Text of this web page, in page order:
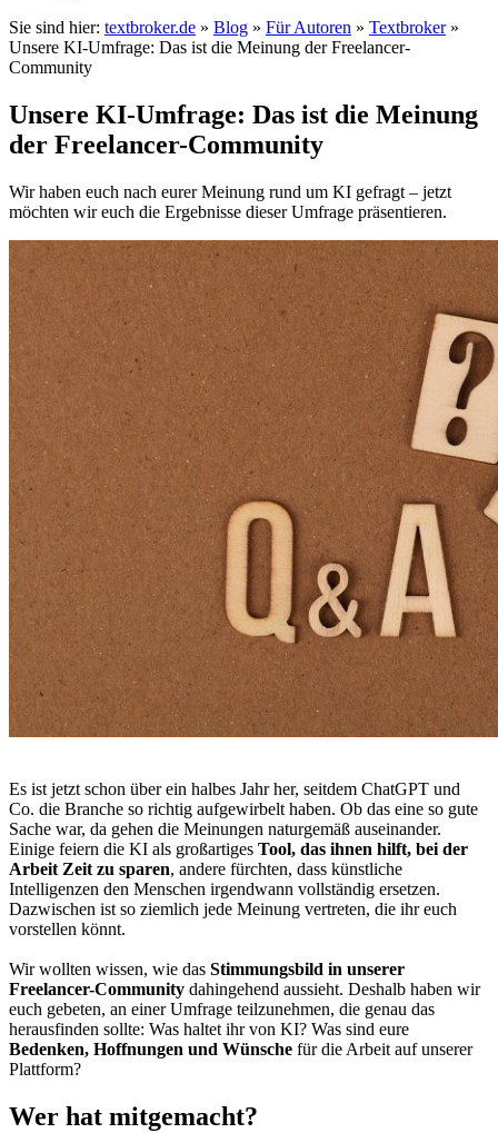
Sie sind hier: textbroker.de » Blog » Für Autoren » Textbroker»
Unsere KI-Umfrage: Das ist die Meinung der Freelancer-
Community
Unsere KI-Umfrage: Das ist die Meinung
der Freelancer-Community
Wir haben euch nach eurer Meinung rund um KI gefragt – jetzt
möchten wir euch die Ergebnisse dieser Umfrage präsentieren.
Es ist jetzt schon über ein halbes Jahr her, seitdem ChatGPT und
Co. die Branche so richtig aufgewirbelt haben. Ob das eine so gute
Sache war, da gehen die Meinungen naturgemäß auseinander.
Einige feiern die KI als großartiges Tool, das ihnen hilft, bei der
Arbeit Zeit zu sparen, andere fürchten, dass künstliche
Intelligenzen den Menschen irgendwann vollständig ersetzen.
Dazwischen ist so ziemlich jede Meinung vertreten, die ihr euch
vorstellen könnt.
Wir wollten wissen, wie das Stimmungsbild in unserer
Freelancer-Community dahingehend aussieht. Deshalb haben wir
euch gebeten, an einer Umfrage teilzunehmen, die genau das
herausfinden sollte: Was haltet ihr von KI? Was sind eure
Bedenken, Hoffnungen und Wünsche für die Arbeit auf unserer
Plattform?
Wer hat mitgemacht?